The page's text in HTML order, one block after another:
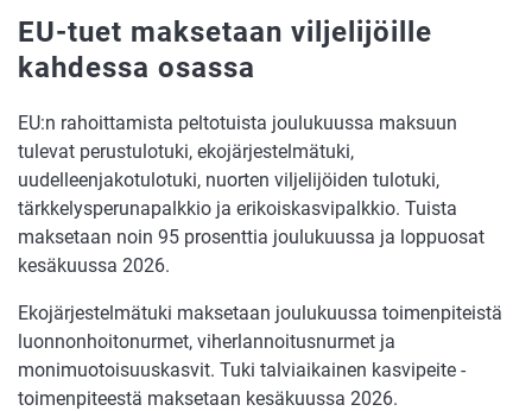
EU-tuet maksetaan viljelijöille
kahdessa osassa
EU:n rahoittamista peltotuista joulukuussa maksuun
tulevat perustulotuki, ekojärjestelmätuki,
uudelleenjakotulotuki, nuorten viljelijöiden tulotuki,
tärkkelysperunapalkkio ja erikoiskasvipalkkio. Tuista
maksetaan noin 95 prosenttia joulukuussa ja loppuosat
kesäkuussa 2026.
Ekojärjestelmätuki maksetaan joulukuussa toimenpiteistä
luonnonhoitonurmet, viherlannoitusnurmet ja
monimuotoisuuskasvit. Tuki talviaikainen kasvipeite -
toimenpiteestä maksetaan kesäkuussa 2026.